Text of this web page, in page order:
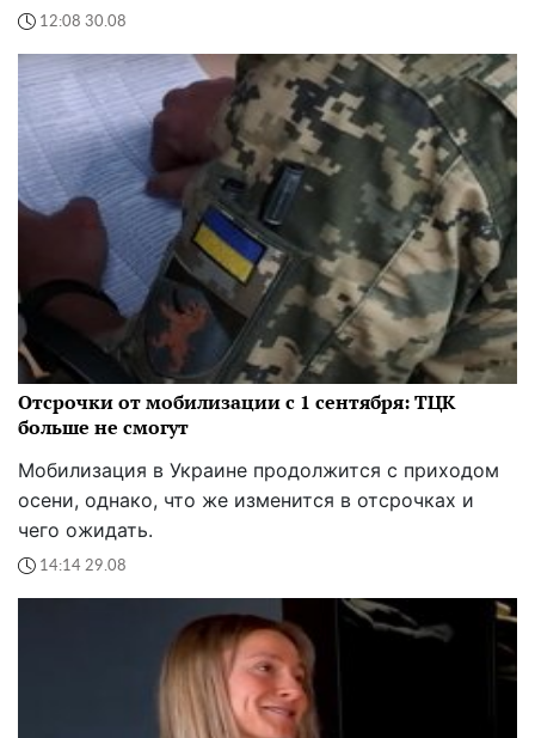
12:08 30.08
Отсрочки от мобилизации с 1 сентября: ТЦК
больше не смогут
Мобилизация в Украине продолжится с приходом
осени, однако, что же изменится в отсрочках и
чего ожидать.
14:14 29.08